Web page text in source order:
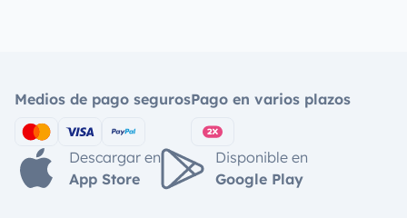
Medios de pago segurosPago en varios plazos
Descargar en
App Store
Disponible en
Google Play